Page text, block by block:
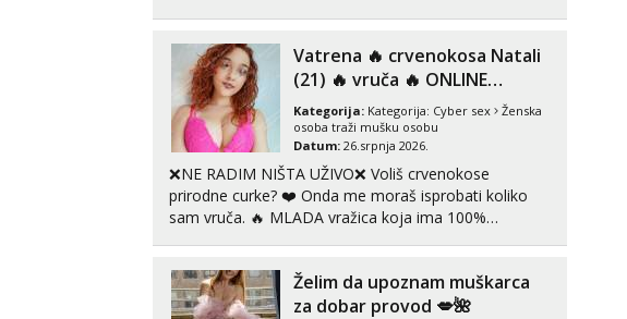
Tel:
tel:0,93€ - mob:1,12€ min
Vatrena ‎️‍🔥 crvenokosa Natali
(21) ‎️‍🔥 vruča‎ ️‍🔥 ONLINE
ZABAVA
Kategorija: Kategorija: Cyber sex
Ženska
osoba traži mušku osobu
Datum: 26.srpnja 2026.
❌NE RADIM NIŠTA UŽIVO❌ Voliš crvenokose
prirodne curke? ❤️ Onda me moraš isprobati koliko
sam vruča.‎ ️‍🔥 MLADA vražica koja ima 100%
možeš pranaći nešto po svojoj mjeri. Sexi videa s
kolegica...
Želim da upoznam muškarca
za dobar provod 💋🌺